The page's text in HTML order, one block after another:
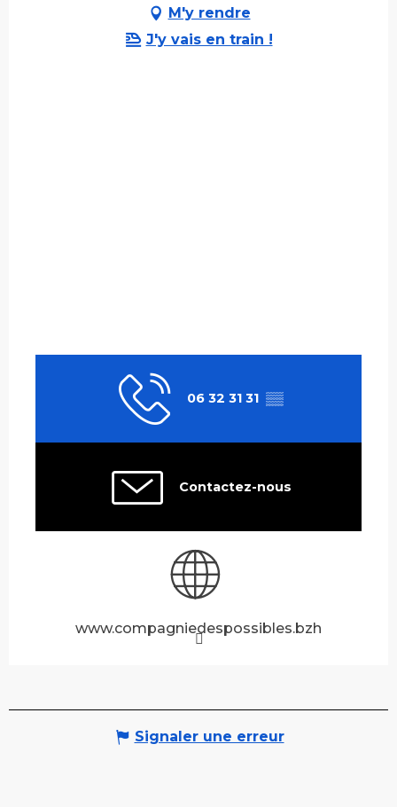
M'y rendre
J'y vais en train !
06 32 31 31 ▒▒
Contactez-nous
www.compagniedespossibles.bzh
Signaler une erreur